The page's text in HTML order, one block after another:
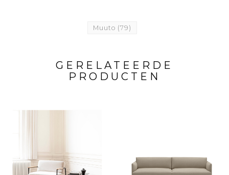
Muuto (79)
GERELATEERDE
PRODUCTEN